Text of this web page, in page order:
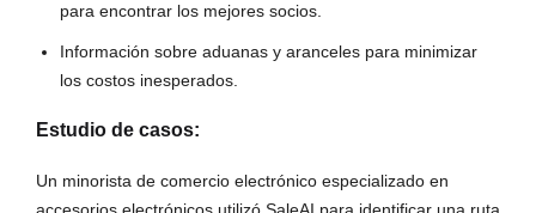
para encontrar los mejores socios.
Información sobre aduanas y aranceles para minimizar
los costos inesperados.
Estudio de casos:
Un minorista de comercio electrónico especializado en